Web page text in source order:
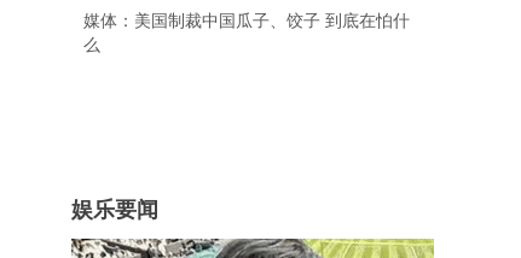
媒体：美国制裁中国瓜子、饺子 到底在怕什
么
娱乐要闻